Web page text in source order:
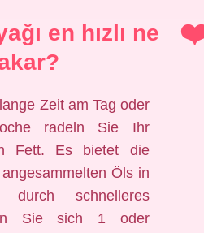
en hızlı ne
Zeit am Tag oder
radeln Sie Ihr
Fett. Es bietet die
Öls in
durch schnelleres
Sie sich 1 oder